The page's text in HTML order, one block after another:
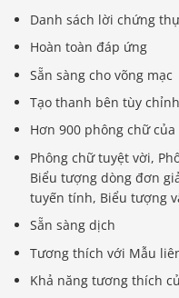
Danh sách lời chứng
Hoàn toàn đáp ứng
Sẵn sàng cho võng mạc
Tạo thanh bên tùy chỉnh
Hơn 900 phông chữ của
Phông chữ tuyệt vời,
Biểu tượng dòng đơn
tuyến tính, Biểu tượng
Sẵn sàng dịch
Tương thích với Mẫu
Khả năng tương thích